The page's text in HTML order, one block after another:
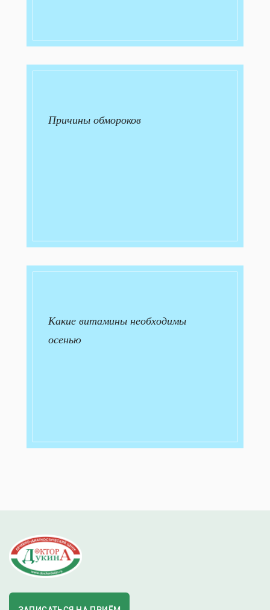
Причины обмороков
Какие витамины необходимы
осенью